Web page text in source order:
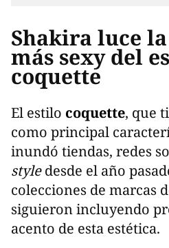
Shakira luce
más sexy del
coquette
El estilo coquette, que
como principal
inundó tiendas, redes
styledesde el año
colecciones de marcas
siguieron incluyendo
acento de esta estética.